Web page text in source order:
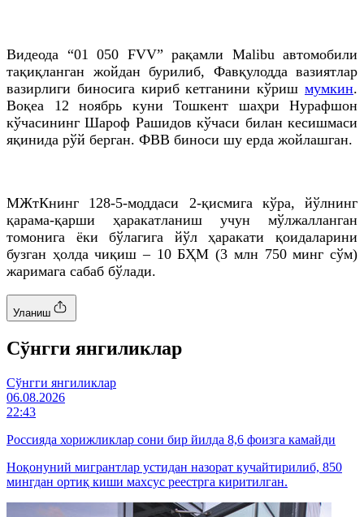
Видеода “01 050 FVV” рақамли Malibu автомобили
тақиқланган жойдан бурилиб, Фавқулодда вазиятлар
вазирлиги биносига кириб кетганини кўриш мумкин.
Воқеа 12 ноябрь куни Тошкент шаҳри Нурафшон
кўчасининг Шароф Рашидов кўчаси билан кесишмаси
яқинида рўй берган. ФВВ биноси шу ерда жойлашган.
МЖтКнинг 128-5-моддаси 2-қисмига кўра, йўлнинг
қарама-қарши ҳаракатланиш учун мўлжалланган
томонига ёки бўлагига йўл ҳаракати қоидаларини
бузган ҳолда чиқиш – 10 БҲМ (3 млн 750 минг сўм)
жаримага сабаб бўлади.
Уланиш
Cўнгги янгиликлар
Cўнгги янгиликлар
06.08.2026
22:43
Россияда хорижликлар сони бир йилда 8,6 фоизга камайди
Ноқонуний мигрантлар устидан назорат кучайтирилиб, 850
мингдан ортиқ киши махсус реестрга киритилган.